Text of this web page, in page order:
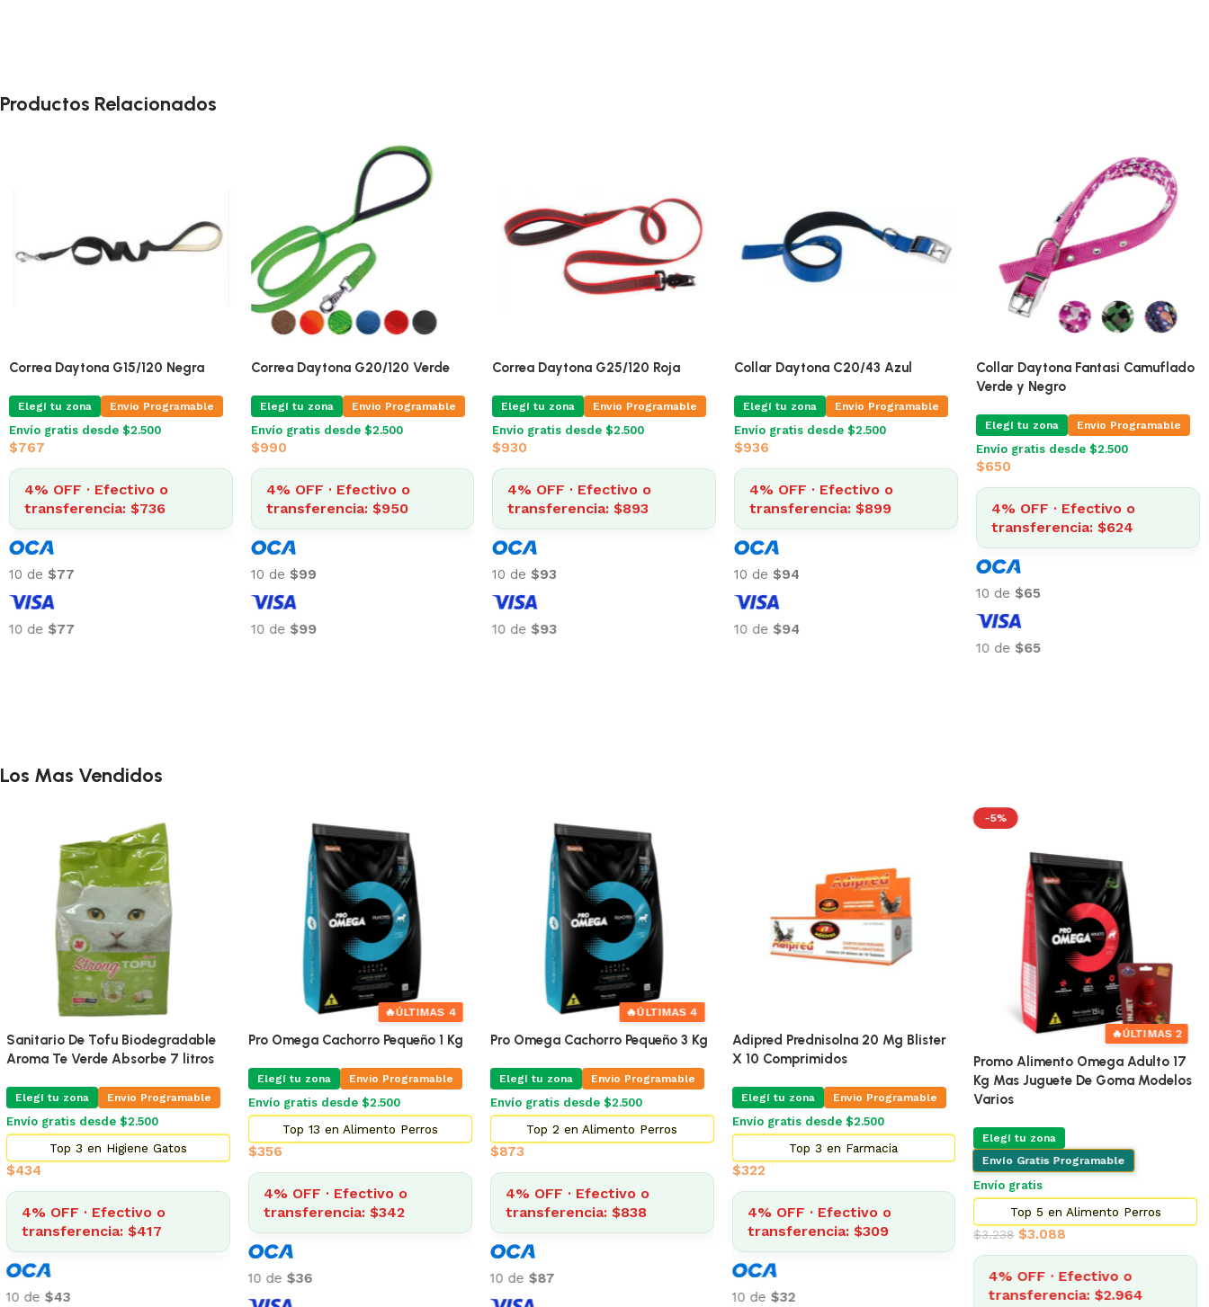
Productos Relacionados
Correa Daytona G15/120 Negra
Elegí tu zona Envio Programable
Envío gratis desde $2.500
$767
4% OFF · Efectivo o
transferencia: $736
10 de $77
10 de $77
Correa Daytona G20/120 Verde
Elegí tu zona Envio Programable
Envío gratis desde $2.500
$990
4% OFF · Efectivo o
transferencia: $950
10 de $99
10 de $99
Correa Daytona G25/120 Roja
Elegí tu zona Envio Programable
Envío gratis desde $2.500
$930
4% OFF · Efectivo o
transferencia: $893
10 de $93
10 de $93
Collar Daytona C20/43 Azul
Elegí tu zona Envio Programable
Envío gratis desde $2.500
$936
4% OFF · Efectivo o
transferencia: $899
10 de $94
10 de $94
Collar Daytona Fantasi Camuflado
Verde y Negro
Elegí tu zona Envio Programable
Envío gratis desde $2.500
$650
4% OFF · Efectivo o
transferencia: $624
10 de $65
10 de $65
Los Mas Vendidos
🔥ÚLTIMAS 4
Pro Omega Cachorro Pequeño 1 Kg
Envío gratis desde $2.500
Top 13 en Alimento Perros
4% OFF · Efectivo o
transferencia: $342
10 de$36
🔥ÚLTIMAS 4
Pro Omega Cachorro Pequeño 3 Kg
Elegí tu zona Envio Programable
Envío gratis desde $2.500
Top 2 en Alimento Perros
$873
4% OFF · Efectivo o
transferencia: $838
10 de$87
Adipred Prednisolna 20 Mg Blister
Elegí tu zona Envio Programable
Envío gratis desde $2.500
Top 3 en Farmacia
$322
4% OFF · Efectivo o
transferencia: $309
10 de$32
🔥 ÚLTIMAS 2
Promo Alimento Omega Adulto 17
Varios
Elegí tu zona
Envío Gratis Programable
Top 5 en Alimento Perros
3.238 $3.088
4% OFF · Efectivo o
transferencia: $2.964
🔥 ÚLTIMAS 5
Pro Omega Cachorro Raza Grande
15 Kg
Elegí tu zona
Envío gratis
$3.185
4% OFF · Efectivo o
transferencia: $3.057
10 de$318